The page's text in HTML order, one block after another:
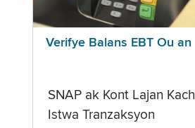
Verifye Balans EBT Ou an
SNAP ak Kont Lajan Kach
Istwa Tranzaksyon